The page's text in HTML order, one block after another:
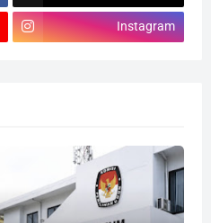
Instagram